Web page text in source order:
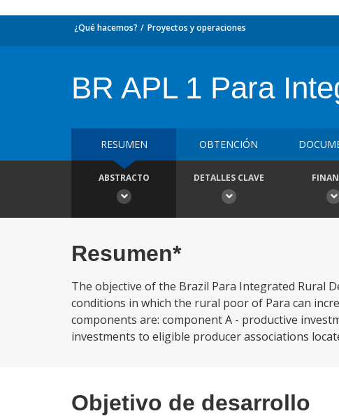
¿Qué hacemos? Proyectos y operaciones
BR APL 1 Para
RESUMEN OBTENCIÓN
ABSTRACTO DETALLES CLAVE
Resumen*
The objective of the Brazil Para Integrated Rural
conditions in which the rural poor of Para can
components are: component A - productive
investments to eligible producer associations
Objetivo de desarrollo